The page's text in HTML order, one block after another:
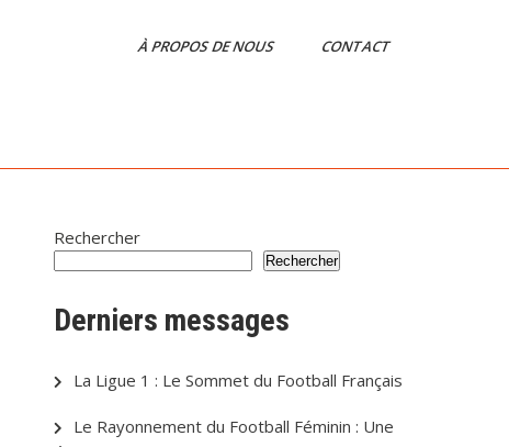
À PROPOS DE NOUS CONTACT
Rechercher
Rechercher
Derniers messages
La Ligue 1 : Le Sommet du Football Français
Le Rayonnement du Football Féminin : Une